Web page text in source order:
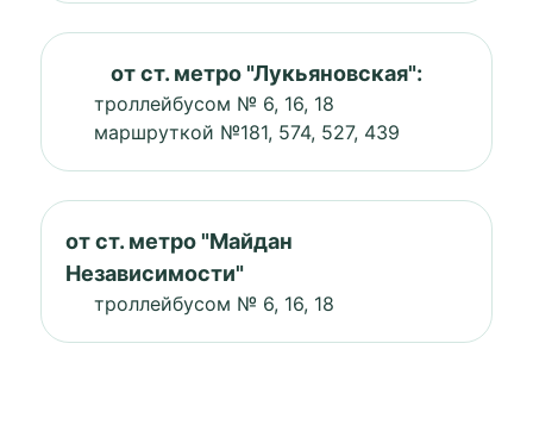
от ст. метро "Лукьяновская":
троллейбусом № 6, 16, 18
маршруткой №181, 574, 527, 439
от ст. метро "Майдан
Независимости"
троллейбусом № 6, 16, 18